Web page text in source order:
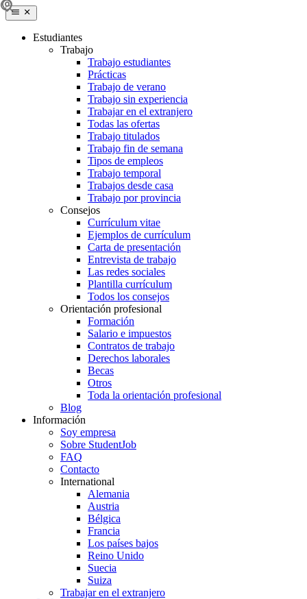
Estudiantes
Trabajo
Trabajo estudiantes
Prácticas
Trabajo de verano
Trabajo sin experiencia
Trabajar en el extranjero
Todas las ofertas
Trabajo titulados
Trabajo fin de semana
Tipos de empleos
Trabajo temporal
Trabajos desde casa
Trabajo por provincia
Consejos
Currículum vitae
Ejemplos de currículum
Carta de presentación
Entrevista de trabajo
Las redes sociales
Plantilla currículum
Todos los consejos
Orientación profesional
Formación
Salario e impuestos
Contratos de trabajo
Derechos laborales
Becas
Otros
Toda la orientación profesional
Blog
Información
Soy empresa
Sobre StudentJob
FAQ
Contacto
International
Alemania
Austria
Bélgica
Francia
Los países bajos
Reino Unido
Suecia
Suiza
Trabajar en el extranjero